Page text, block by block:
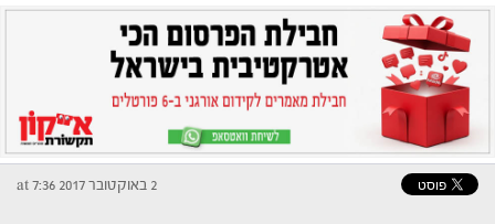
2 באוקטובר 2017 at 7:36